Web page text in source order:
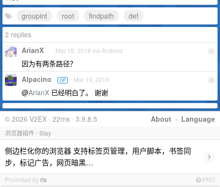
groupint
root findpath
def
2 replies
1
ArianX Mar 19, 2019 via Android
因为有两条路径？
2
Alpacino OP Mar 19, 2019
@ArianX 已经明白了。 谢谢
About · Language
© 2026 V2EX · 22ms · 3.9.8.5
浏览器插件 - Stay
侧边栏化你的浏览器 支持标签页管理，用户脚本，书签同
步，标记广告，网页暗黑…
›
Promoted by ris PRO